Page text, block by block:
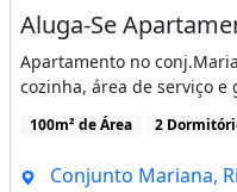
Aluga-Se
Apartamento no
cozinha, área de serviço e
100m² de Área 2
Conjunto Mariana,